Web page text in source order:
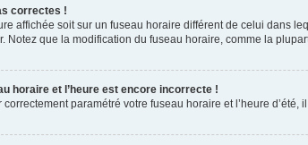
correctes !
affichée soit sur un fuseau horaire différent de celui dans
Notez que la modification du fuseau horaire, comme la
horaire et l’heure est encore incorrecte !
correctement paramétré votre fuseau horaire et l’heure